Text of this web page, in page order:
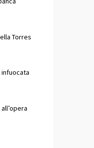
Torres
infuocata